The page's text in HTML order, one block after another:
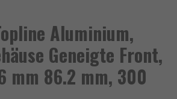
Aluminium,
Geneigte Front,
mm 86.2 mm, 300